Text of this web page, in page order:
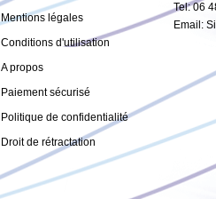
Mentions légales
Conditions d'utilisation
A propos
Paiement sécurisé
Politique de confidentialité
Droit de rétractation
Tel: 06
Email: